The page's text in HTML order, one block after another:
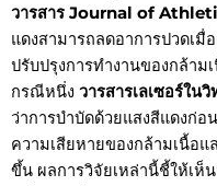
วารสาร Journal of
แดงสามารถลดอาการปวดเ
ปรับปรุงการทำงานของกล้าม
กรณีหนึ่ง วารสารเลเซอร์ใน
ว่าการบำบัดด้วยแสงสีแดงก่
ความเสียหายของกล้ามเนื้อแ
ขึ้น ผลการวิจัยเหล่านี้ชี้ให้เห็